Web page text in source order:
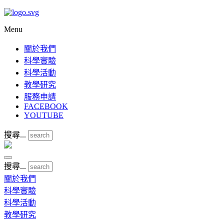
Menu
關於我們
科學實驗
科學活動
教學研究
服務申請
FACEBOOK
YOUTUBE
搜尋...
搜尋...
關於我們
科學實驗
科學活動
教學研究